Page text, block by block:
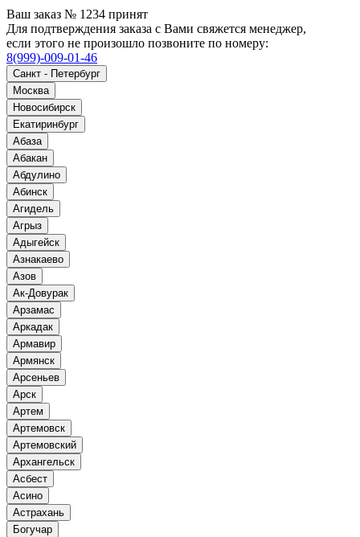
Ваш заказ № 1234 принят
Для подтверждения заказа с Вами свяжется менеджер,
если этого не произошло позвоните по номеру:
8(999)-009-01-46
Санкт - Петербург
Москва
Новосибирск
Екатиринбург
Абаза
Абакан
Абдулино
Абинск
Агидель
Агрыз
Адыгейск
Азнакаево
Азов
Ак-Довурак
Арзамас
Аркадак
Армавир
Армянск
Арсеньев
Арск
Артем
Артемовск
Артемовский
Архангельск
Асбест
Асино
Астрахань
Богучар